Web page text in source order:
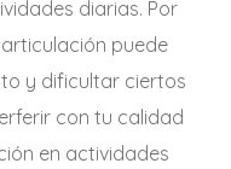
diarias. Por
puede
y dificultar ciertos
con tu calidad
en actividades